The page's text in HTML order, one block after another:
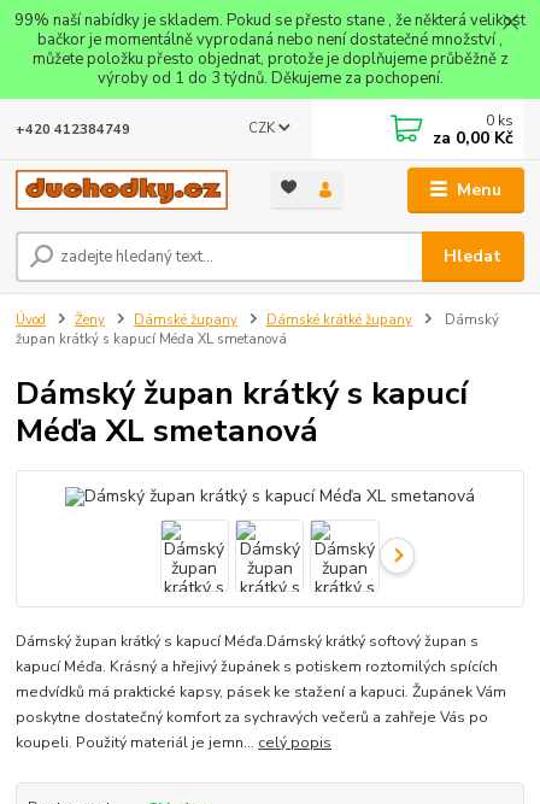
99% naší nabídky je skladem. Pokud se přesto stane , že některá velikost
bačkor je momentálně vyprodaná nebo není dostatečné množství ,
můžete položku přesto objednat, protože je doplňujeme průběžně z
výroby od 1 do 3 týdnů. Děkujeme za pochopení.
Menu
CZK
Hledat
+420 412384749 0 ks
za 0,00 Kč
Úvod Ženy Dámské župany Dámské krátké župany
Dámský
župan krátký s kapucí Méďa XL smetanová
Dámský župan krátký s kapucí
Méďa XL smetanová
Dámský župan krátký s kapucí Méďa.Dámský krátký softový župan s
kapucí Méďa. Krásný a hřejivý župánek s potiskem roztomilých spících
medvídků má praktické kapsy, pásek ke stažení a kapuci. Župánek Vám
poskytne dostatečný komfort za sychravých večerů a zahřeje Vás po
koupeli. Použitý materiál je jemn... celý popis